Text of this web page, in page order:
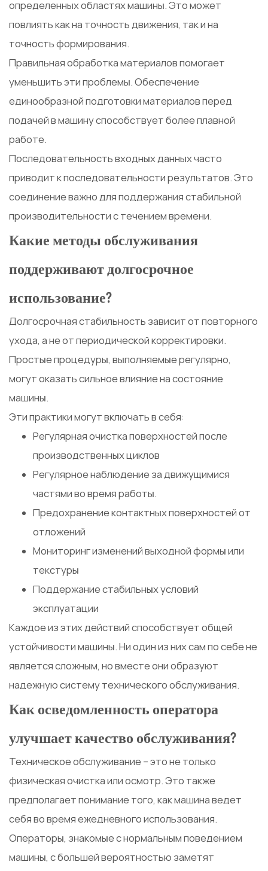
определенных областях машины. Это может
повлиять как на точность движения, так и на
точность формирования.
Правильная обработка материалов помогает
уменьшить эти проблемы. Обеспечение
единообразной подготовки материалов перед
подачей в машину способствует более плавной
работе.
Последовательность входных данных часто
приводит к последовательности результатов. Это
соединение важно для поддержания стабильной
производительности с течением времени.
Какие методы обслуживания
поддерживают долгосрочное
использование?
Долгосрочная стабильность зависит от повторного
ухода, а не от периодической корректировки.
Простые процедуры, выполняемые регулярно,
могут оказать сильное влияние на состояние
машины.
Эти практики могут включать в себя:
Регулярная очистка поверхностей после
производственных циклов
Регулярное наблюдение за движущимися
частями во время работы.
Предохранение контактных поверхностей от
отложений
Мониторинг изменений выходной формы или
текстуры
Поддержание стабильных условий
эксплуатации
Каждое из этих действий способствует общей
устойчивости машины. Ни один из них сам по себе не
является сложным, но вместе они образуют
надежную систему технического обслуживания.
Как осведомленность оператора
улучшает качество обслуживания?
Техническое обслуживание – это не только
физическая очистка или осмотр. Это также
предполагает понимание того, как машина ведет
себя во время ежедневного использования.
Операторы, знакомые с нормальным поведением
машины, с большей вероятностью заметят